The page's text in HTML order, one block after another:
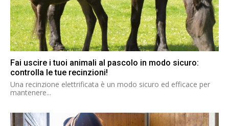
Fai uscire i tuoi animali al pascolo in modo sicuro:
controlla le tue recinzioni!
Una recinzione elettrificata è un modo sicuro ed efficace per
mantenere...